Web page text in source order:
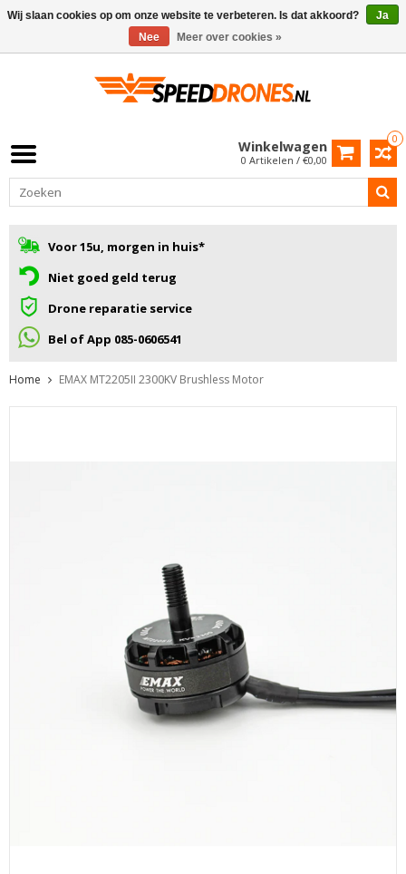
0
Winkelwagen
0 Artikelen / €0,00
Voor 15u, morgen in huis*
Niet goed geld terug
Drone reparatie service
Bel of App 085-0606541
Home EMAX MT2205II 2300KV Brushless Motor
Wij slaan cookies op om onze website te verbeteren. Is dat akkoord?
Ja
Nee
Meer over cookies »